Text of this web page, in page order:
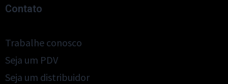
Contato
Trabalhe conosco
Seja um PDV
Seja um distribuidor